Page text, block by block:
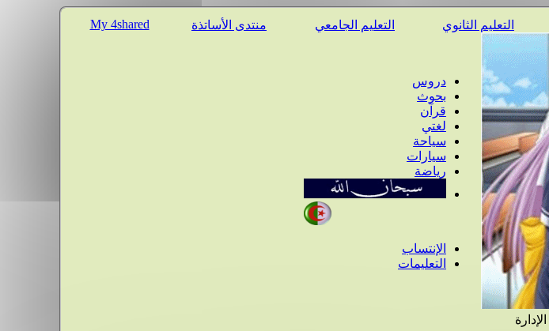
التعليم الثانوي التعليم الجامعي منتدى الأساتذة My 4shared
دروس
بحوث
قرآن
لغتي
سياحة
سيارات
رياضة
الإنتساب
التعليمات
الإدارة